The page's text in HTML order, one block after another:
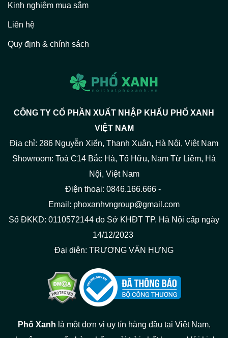
Kinh nghiệm mua sắm
Liên hệ
Quy định & chính sách
CÔNG TY CỔ PHẦN XUẤT NHẬP KHẨU PHỐ XANH
VIỆT NAM
Địa chỉ: 286 Nguyễn Xiển, Thanh Xuân, Hà Nội, Việt Nam
Showroom: Toà C14 Bắc Hà, Tố Hữu, Nam Từ Liêm, Hà
Nội, Việt Nam
Điện thoại: 0846.166.666 -
Email: phoxanhvngroup@gmail.com
Số ĐKKD: 0110572144 do Sở KHĐT TP. Hà Nội cấp ngày
14/12/2023
Đại diện: TRƯƠNG VĂN HƯNG
Phố Xanh là một đơn vị uy tín hàng đầu tại Việt Nam,